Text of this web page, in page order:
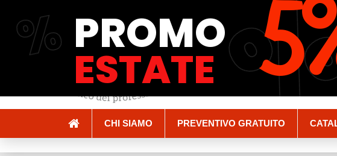
CHI SIAMO PREVENTIVO GRATUITO
% PROMO
ESTATE